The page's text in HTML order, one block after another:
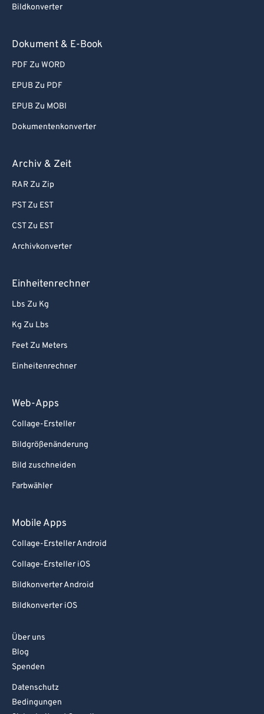
Bildkonverter
Dokument & E-Book
PDF Zu WORD
EPUB Zu PDF
EPUB Zu MOBI
Dokumentenkonverter
Archiv & Zeit
RAR Zu Zip
PST Zu EST
CST Zu EST
Archivkonverter
Einheitenrechner
Lbs Zu Kg
Kg Zu Lbs
Feet Zu Meters
Einheitenrechner
Web-Apps
Collage-Ersteller
Bildgrößenänderung
Bild zuschneiden
Farbwähler
Mobile Apps
Collage-Ersteller Android
Collage-Ersteller iOS
Bildkonverter Android
Bildkonverter iOS
Über uns
Blog
Spenden
Datenschutz
Bedingungen